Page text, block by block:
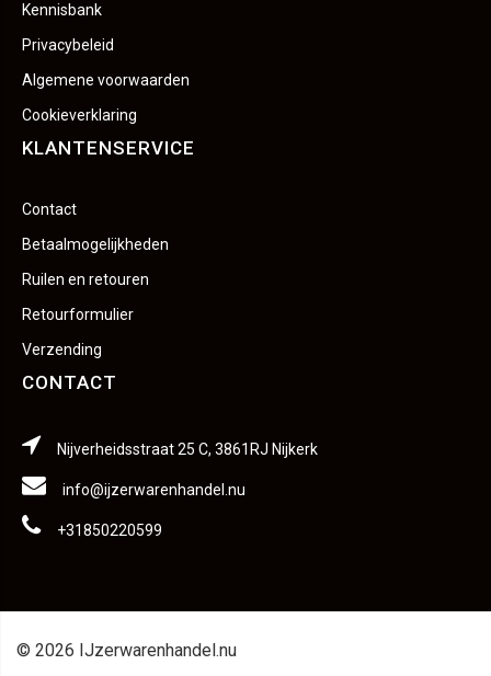
Kennisbank
Privacybeleid
Algemene voorwaarden
Cookieverklaring
KLANTENSERVICE
Contact
Betaalmogelijkheden
Ruilen en retouren
Retourformulier
Verzending
CONTACT
Nijverheidsstraat 25 C, 3861RJ Nijkerk
info@ijzerwarenhandel.nu
+31850220599
© 2026 IJzerwarenhandel.nu